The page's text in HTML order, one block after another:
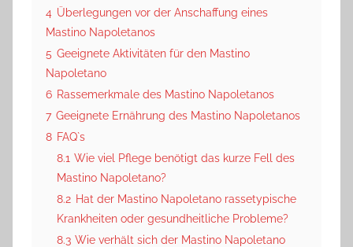
4 Überlegungen vor der Anschaffung eines
Mastino Napoletanos
5 Geeignete Aktivitäten für den Mastino
Napoletano
6 Rassemerkmale des Mastino Napoletanos
7 Geeignete Ernährung des Mastino Napoletanos
8 FAQ`s
8.1 Wie viel Pflege benötigt das kurze Fell des
Mastino Napoletano?
8.2 Hat der Mastino Napoletano rassetypische
Krankheiten oder gesundheitliche Probleme?
8.3 Wie verhält sich der Mastino Napoletano